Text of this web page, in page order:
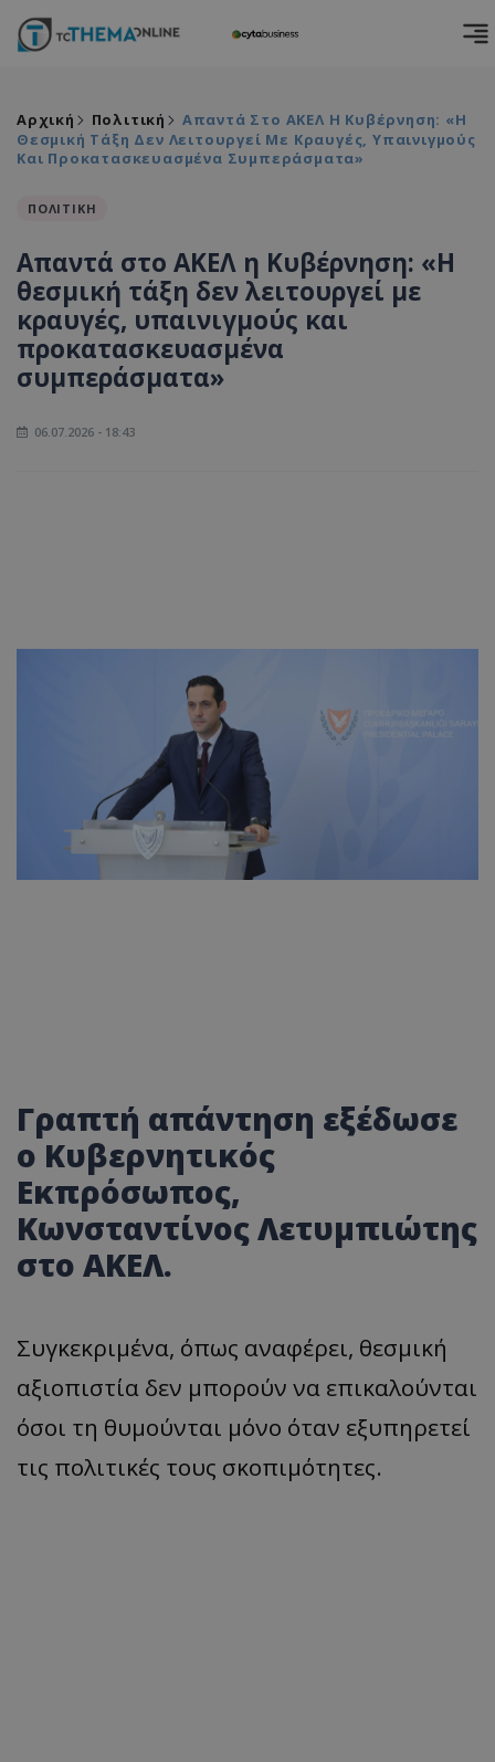
Αρχική Πολιτική
Απαντά Στο ΑΚΕΛ Η Κυβέρνηση: «Η
Θεσμική Τάξη Δεν Λειτουργεί Με Κραυγές, Υπαινιγμούς
Και Προκατασκευασμένα Συμπεράσματα»
ΠΟΛΙΤΙΚΗ
Απαντά στο ΑΚΕΛ η Κυβέρνηση: «Η
θεσμική τάξη δεν λειτουργεί με
κραυγές, υπαινιγμούς και
προκατασκευασμένα
συμπεράσματα»
06.07.2026 - 18:43
Γραπτή απάντηση εξέδωσε
ο Κυβερνητικός
Εκπρόσωπος,
Κωνσταντίνος Λετυμπιώτης
στο ΑΚΕΛ.
Συγκεκριμένα, όπως αναφέρει, θεσμική
αξιοπιστία δεν μπορούν να επικαλούνται
όσοι τη θυμούνται μόνο όταν εξυπηρετεί
τις πολιτικές τους σκοπιμότητες.